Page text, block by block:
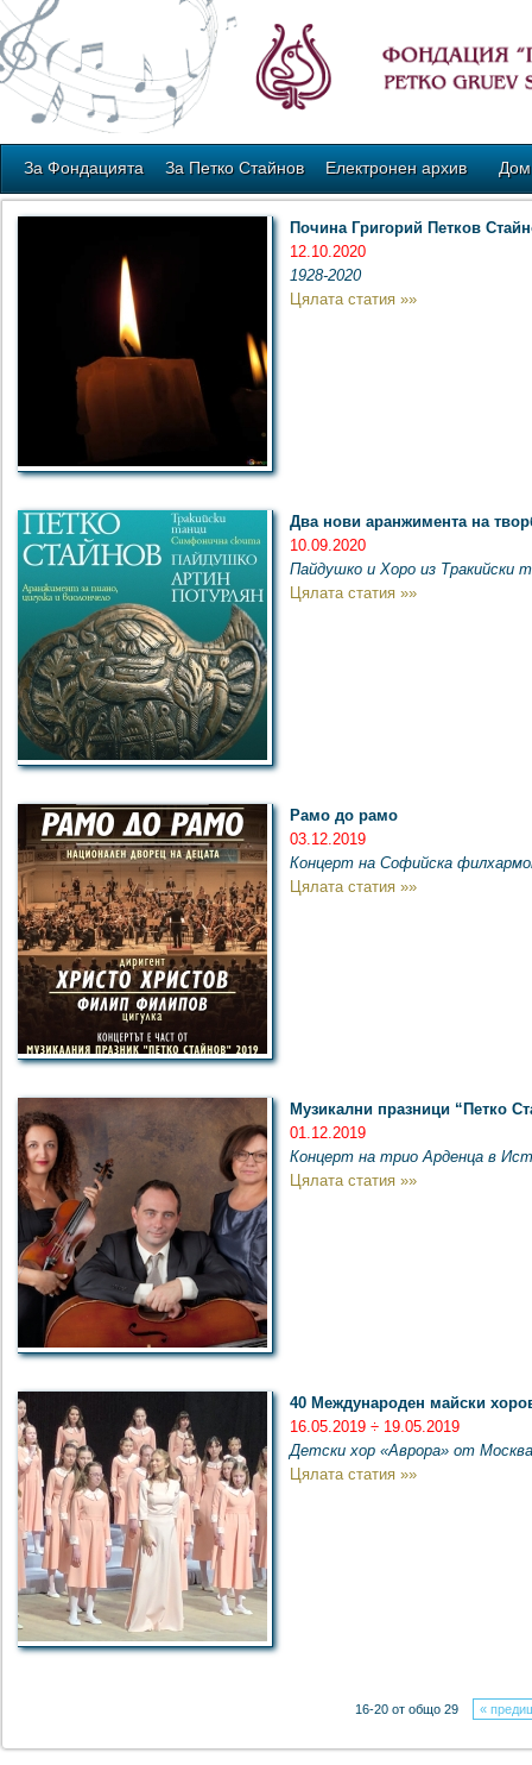
За Фондацията За Петко Стайнов Електронен архив Дом
Почина Григорий Петков
12.10.2020
1928-2020
Цялата статия »»
Два нови аранжимента на
10.09.2020
Пайдушко и Хоро из Тракийски
Цялата статия »»
Рамо до рамо
03.12.2019
Концерт на Софийска
Цялата статия »»
Музикални празници “Петко
01.12.2019
Концерт на трио Арденца в
Цялата статия »»
40 Международен майски
16.05.2019 ÷ 19.05.2019
Детски хор «Аврора» от
Цялата статия »»
16-20 от общо 29 «